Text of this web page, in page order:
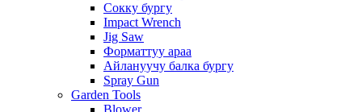
Сокку бургу
Impact Wrench
Jig Saw
Форматтуу араа
Айлануучу балка бургу
Spray Gun
Garden Tools
Blower